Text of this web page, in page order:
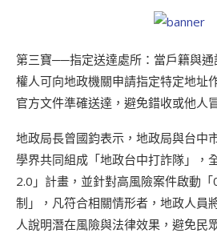
第三寶──指定送達處所：當戶籍與
權人可向地政機關申請指定特定地址
官方文件準確送達，避免錯收或他人
地政局長曾國鈞表示，地政局與台中
學界共同組成「地政台中打詐隊」，
2.0」計畫，並針對高風險案件啟動
制」，凡符合相關情形者，地政人員
人說明潛在風險與法律效果，避免民